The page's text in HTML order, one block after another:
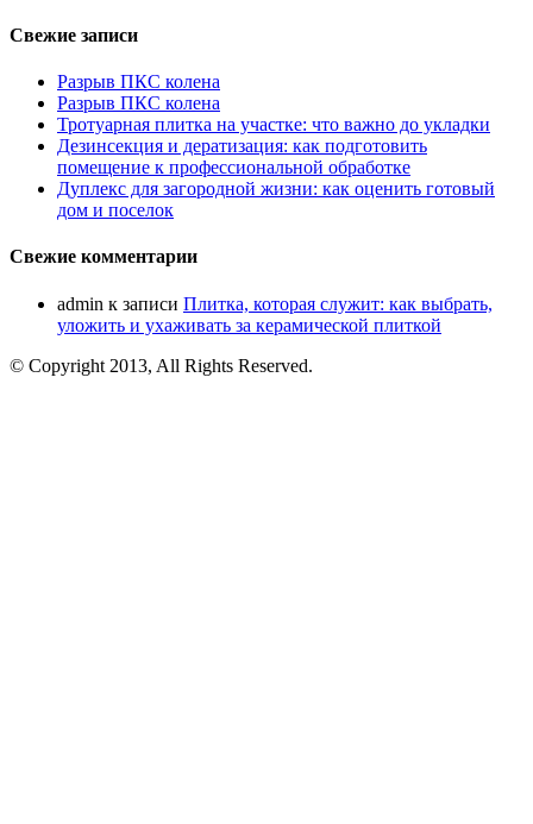
Свежие записи
Разрыв ПКС колена
Разрыв ПКС колена
Тротуарная плитка на участке: что важно до укладки
Дезинсекция и дератизация: как подготовить
помещение к профессиональной обработке
Дуплекс для загородной жизни: как оценить готовый
дом и поселок
Свежие комментарии
admin к записи Плитка, которая служит: как выбрать,
уложить и ухаживать за керамической плиткой
© Copyright 2013, All Rights Reserved.